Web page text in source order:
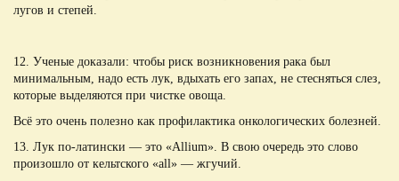
лугов и степей.
12. Ученые доказали: чтобы риск возникновения рака был
минимальным, надо есть лук, вдыхать его запах, не стесняться слез,
которые выделяются при чистке овоща.
Всё это очень полезно как профилактика онкологических болезней.
13. Лук по-латински — это «Allium». В свою очередь это слово
произошло от кельтского «all» — жгучий.